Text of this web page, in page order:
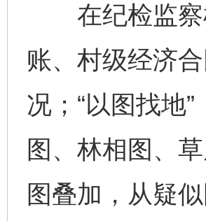
在纪检监察
账、村级经济
况；“以图找地
图、林相图、
图叠加，从疑